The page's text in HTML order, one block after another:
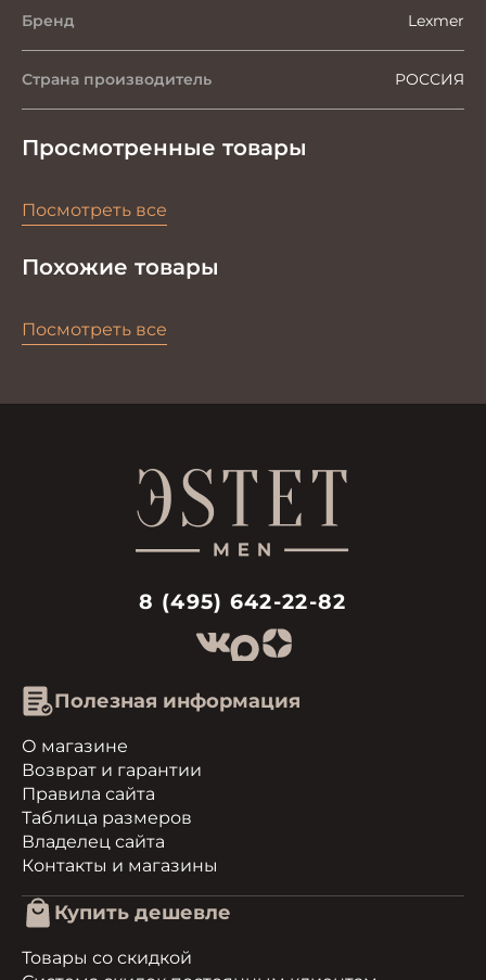
Бренд Lexmer
Страна производитель РОССИЯ
Просмотренные товары
Посмотреть все
Похожие товары
Посмотреть все
8 (495) 642-22-82
Полезная информация
О магазине
Возврат и гарантии
Правила сайта
Таблица размеров
Владелец сайта
Контакты и магазины
Купить дешевле
Товары со скидкой